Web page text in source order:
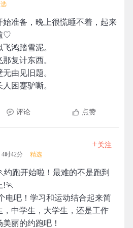
准备，晚上很慌睡不着，起来
♡
鸿踏雪泥。
复计东西。
由见旧题。
困蹇驴嘶。
评论 点赞
时42分 精选
+关注
约跑开始啦！最难的不是跑到
!🏃
电吧！学习和运动结合起来简
中学生，大学生，还是工作
丽的约跑吧！